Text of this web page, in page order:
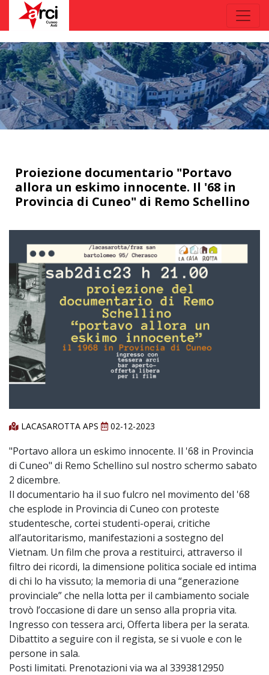
Proiezione documentario "Portavo
allora un eskimo innocente. Il '68 in
Provincia di Cuneo" di Remo Schellino
LACASAROTTA APS 02-12-2023
"Portavo allora un eskimo innocente. Il '68 in Provincia
di Cuneo" di Remo Schellino sul nostro schermo sabato
2 dicembre.
Il documentario ha il suo fulcro nel movimento del '68
che esplode in Provincia di Cuneo con proteste
studentesche, cortei studenti-operai, critiche
all’autoritarismo, manifestazioni a sostegno del
Vietnam. Un film che prova a restituirci, attraverso il
filtro dei ricordi, la dimensione politica sociale ed intima
di chi lo ha vissuto; la memoria di una “generazione
provinciale” che nella lotta per il cambiamento sociale
trovò l’occasione di dare un senso alla propria vita.
Ingresso con tessera arci, Offerta libera per la serata.
Dibattito a seguire con il regista, se si vuole e con le
persone in sala.
Posti limitati. Prenotazioni via wa al 3393812950